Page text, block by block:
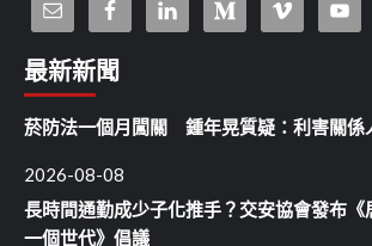
最新新聞
菸防法一個月闖關 鍾年晃質疑：利害關係
2026-08-08
長時間通勤成少子化推手？交安協會發布《
一個世代》倡議